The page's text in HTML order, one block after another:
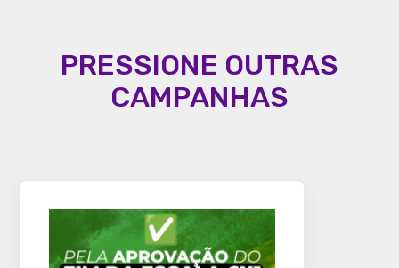
PRESSIONE OUTRAS
CAMPANHAS